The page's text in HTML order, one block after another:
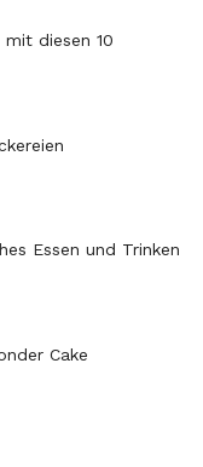
diesen 10
Essen und Trinken
Cake